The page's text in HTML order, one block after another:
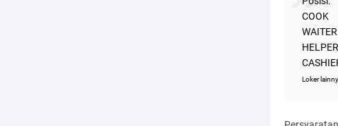
COOK
WAITER
HELPER
Loker